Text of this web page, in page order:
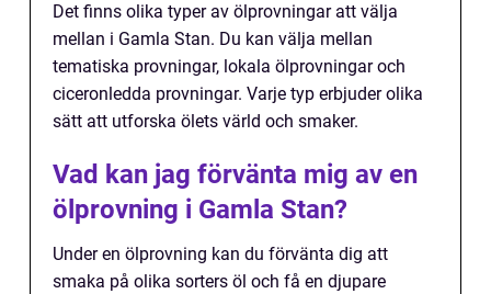
Det finns olika typer av ölprovningar att välja
mellan i Gamla Stan. Du kan välja mellan
tematiska provningar, lokala ölprovningar och
ciceronledda provningar. Varje typ erbjuder olika
sätt att utforska ölets värld och smaker.
Vad kan jag förvänta mig av en
ölprovning i Gamla Stan?
Under en ölprovning kan du förvänta dig att
smaka på olika sorters öl och få en djupare